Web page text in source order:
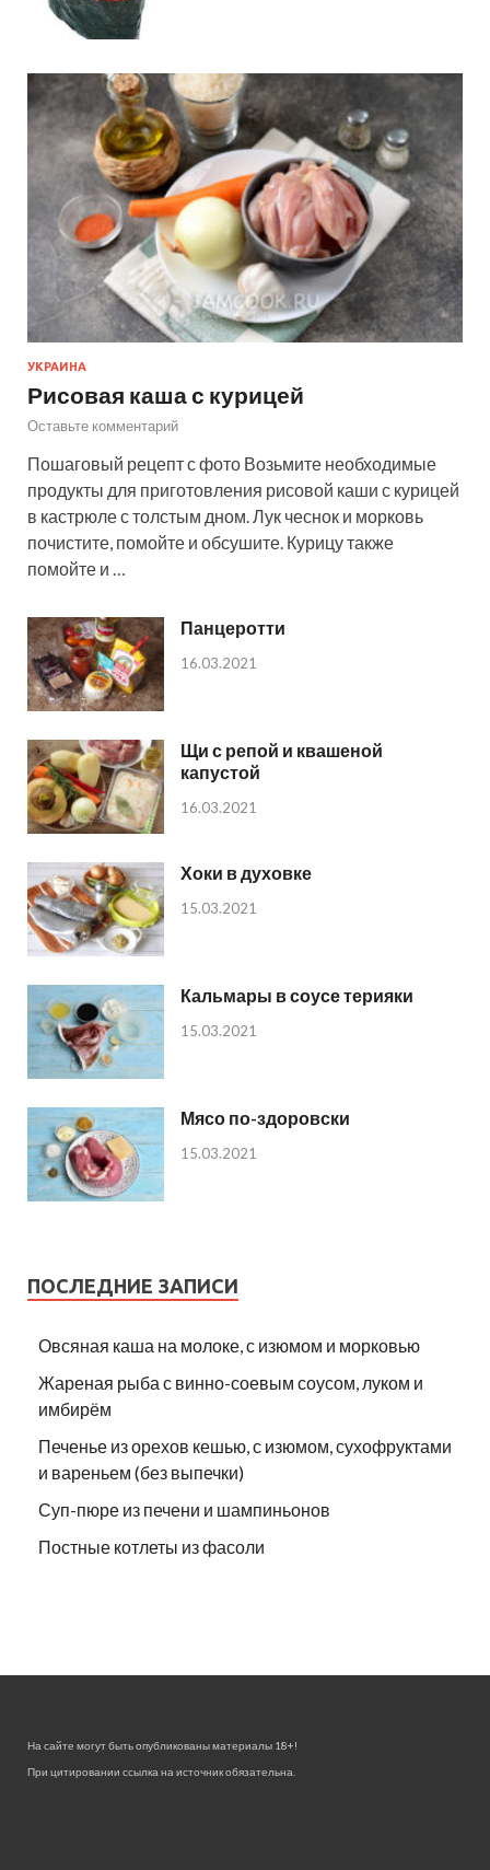
УКРАИНА
Рисовая каша с курицей
Оставьте комментарий
Пошаговый рецепт с фото Возьмите необходимые
продукты для приготовления рисовой каши с курицей
в кастрюле с толстым дном. Лук чеснок и морковь
почистите, помойте и обсушите. Курицу также
помойте и …
Панцеротти
16.03.2021
Щи с репой и квашеной
капустой
16.03.2021
Хоки в духовке
15.03.2021
Кальмары в соусе терияки
15.03.2021
Мясо по-здоровски
15.03.2021
ПОСЛЕДНИЕ ЗАПИСИ
Овсяная каша на молоке, с изюмом и морковью
Жареная рыба с винно-соевым соусом, луком и
имбирём
Печенье из орехов кешью, с изюмом, сухофруктами
и вареньем (без выпечки)
Суп-пюре из печени и шампиньонов
Постные котлеты из фасоли
На сайте могут быть опубликованы материалы 18+!
При цитировании ссылка на источник обязательна.